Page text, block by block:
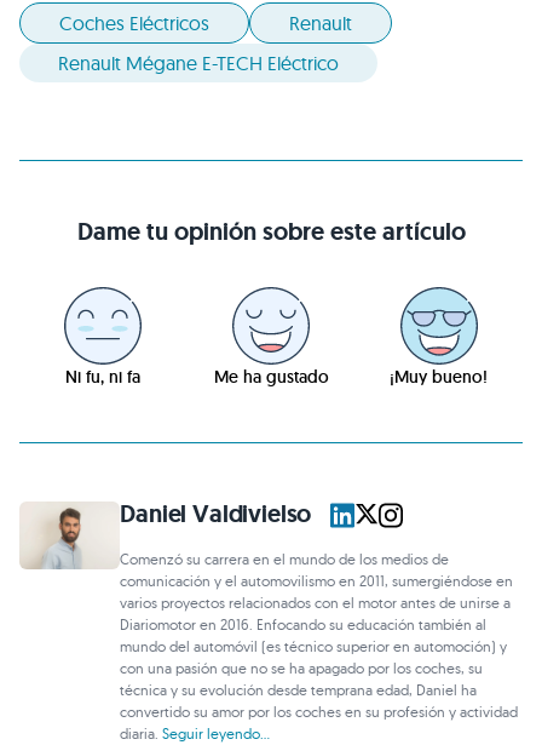
Coches Eléctricos
Renault
Renault Mégane E-TECH Eléctrico
Dame tu opinión sobre este artículo
Ni fu, ni fa Me ha gustado ¡Muy bueno!
Daniel Valdivielso
Comenzó su carrera en el mundo de los medios de
comunicación y el automovilismo en 2011, sumergiéndose en
varios proyectos relacionados con el motor antes de unirse a
Diariomotor en 2016. Enfocando su educación también al
mundo del automóvil (es técnico superior en automoción) y
con una pasión que no se ha apagado por los coches, su
técnica y su evolución desde temprana edad, Daniel ha
convertido su amor por los coches en su profesión y actividad
diaria.Seguir leyendo...